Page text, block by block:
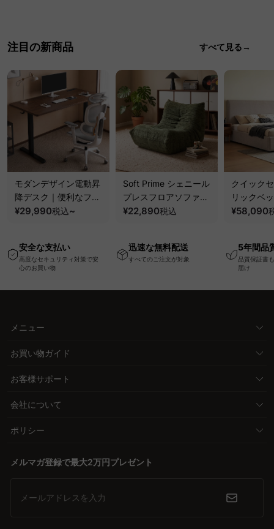
注目の新商品 すべて見る→
モダンデザイン電動昇
降デスク｜便利なフッ
ク・コンセント・
ー機能搭載ワークデス
ク
¥29,990税込~
Soft Prime シェニール
プレスフロアソファ｜
圧縮梱包で搬入しやす
ァ
¥22,890税込
クイック
リックベ
要で組み
¥58,090
安全な支払い
高度なセキュリティ対策で安
心のお買い物
迅速な無料配送
すべてのご注文が対象
5年間品
品質保証書
届け
メニュー
お買い物ガイド
お客様サポート
会社について
ポリシー
メルマガ登録で最大2万円プレゼント
メールアドレスを入力